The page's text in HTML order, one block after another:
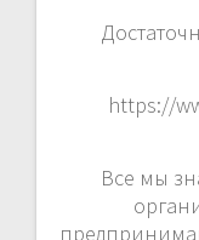
https://
Все мы